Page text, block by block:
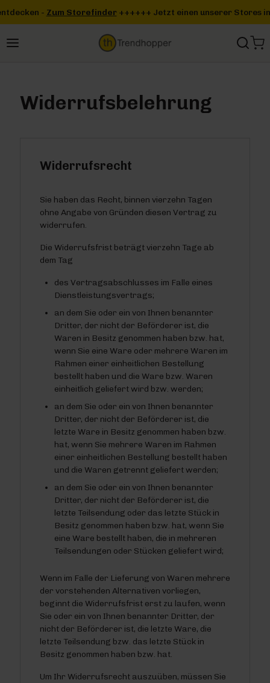
+++ +++ Jetzt einen unserer Stores in deiner Nähe
Widerrufsbelehrung
Widerrufsrecht
Sie haben das Recht, binnen vierzehn Tagen
ohne Angabe von Gründen diesen Vertrag zu
widerrufen.
Die Widerrufsfrist beträgt vierzehn Tage ab
dem Tag
des Vertragsabschlusses im Falle eines
Dienstleistungsvertrags;
an dem Sie oder ein von Ihnen benannter
Dritter, der nicht der Beförderer ist, die
Waren in Besitz genommen haben bzw. hat,
wenn Sie eine Ware oder mehrere Waren im
Rahmen einer einheitlichen Bestellung
bestellt haben und die Ware bzw. Waren
einheitlich geliefert wird bzw. werden;
an dem Sie oder ein von Ihnen benannter
Dritter, der nicht der Beförderer ist, die
letzte Ware in Besitz genommen haben bzw.
hat, wenn Sie mehrere Waren im Rahmen
einer einheitlichen Bestellung bestellt haben
und die Waren getrennt geliefert werden;
an dem Sie oder ein von Ihnen benannter
Dritter, der nicht der Beförderer ist, die
letzte Teilsendung oder das letzte Stück in
Besitz genommen haben bzw. hat, wenn Sie
eine Ware bestellt haben, die in mehreren
Teilsendungen oder Stücken geliefert wird;
Wenn im Falle der Lieferung von Waren mehrere
der vorstehenden Alternativen vorliegen,
beginnt die Widerrufsfrist erst zu laufen, wenn
Sie oder ein von Ihnen benannter Dritter, der
nicht der Beförderer ist, die letzte Ware, die
letzte Teilsendung bzw. das letzte Stück in
Besitz genommen haben bzw. hat.
Um Ihr Widerrufsrecht auszuüben, müssen Sie